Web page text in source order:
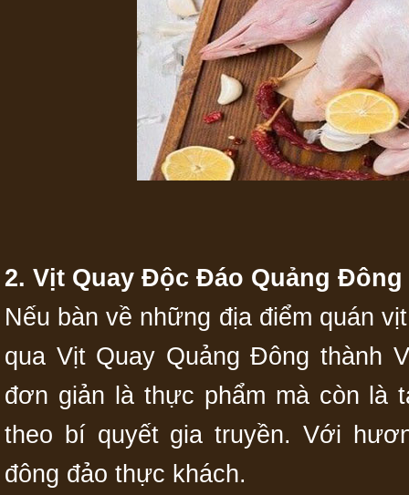
2. Vịt Quay Độc Đáo Quảng
Nếu bàn về những địa điểm quán
qua Vịt Quay Quảng Đông thành
đơn giản là thực phẩm mà còn là
theo bí quyết gia truyền. Với
đông đảo thực khách.